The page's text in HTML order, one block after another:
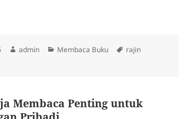
Author
admin Categories
Membaca Buku Tags
rajin
Membaca Penting untuk